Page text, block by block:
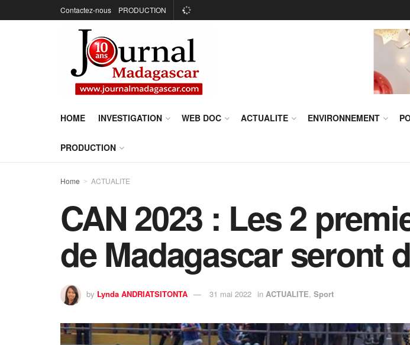
Contactez-nous PRODUCTION
HOME INVESTIGATION WEB DOC ACTUALITE ENVIRONNEMENT
PRODUCTION
Home ACTUALITE
CAN 2023 : Les 2
de Madagascar seront
by Lynda ANDRIATSITONTA 31 mai 2022 in ACTUALITE, Sport